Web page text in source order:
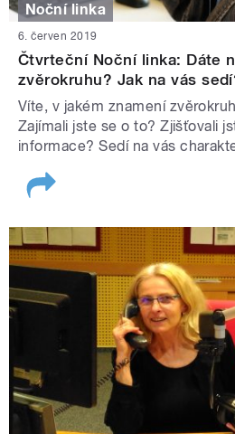
Noční linka
6. červen 2019
Čtvrteční Noční linka: Dáte
zvěrokruhu? Jak na vás
Víte, v jakém znamení
Zajímali jste se o to? Zjišťovali
informace? Sedí na vás